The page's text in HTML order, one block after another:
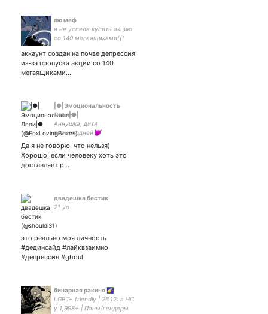
лю меф
я не успела купить акцию
со 140 мегаящиками(((
аккаунт создан на почве депрессия
из-за пропуска акции со 140
мегаящиками...
|●|Эмоциональность
Леви|●|
Аннушка, дитя
преисподней😈
Амбассадор и пилитель
мемов ❤️ Рисую🎨👩‍🎨
Иногда смешно шучу 🗿
Розмовляю не тільки
Да я не говорю, что нельзя)
Хорошо, если человеку хоть это
доставляет р…
двадешка бестик
21 yo
это реально моя личность
#дединсайд #лайквзаимно
#депрессия #ghoul
бинарная ракиня 🌠
LGBT+ friendly | 26.12: в ЧС
у 1,998+ | Паны/гендеры